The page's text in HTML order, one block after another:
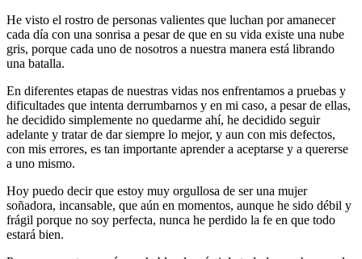
He visto el rostro de personas valientes que luchan por amanecer
cada día con una sonrisa a pesar de que en su vida existe una nube
gris, porque cada uno de nosotros a nuestra manera está librando
una batalla.
En diferentes etapas de nuestras vidas nos enfrentamos a pruebas y
dificultades que intenta derrumbarnos y en mi caso, a pesar de ellas,
he decidido simplemente no quedarme ahí, he decidido seguir
adelante y tratar de dar siempre lo mejor, y aun con mis defectos,
con mis errores, es tan importante aprender a aceptarse y a quererse
a uno mismo.
Hoy puedo decir que estoy muy orgullosa de ser una mujer
soñadora, incansable, que aún en momentos, aunque he sido débil y
frágil porque no soy perfecta, nunca he perdido la fe en que todo
estará bien.